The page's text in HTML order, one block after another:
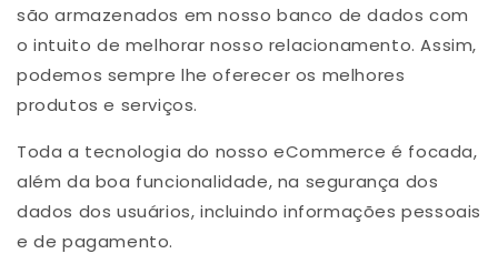
são armazenados em nosso banco de dados com
o intuito de melhorar nosso relacionamento. Assim,
podemos sempre lhe oferecer os melhores
produtos e serviços.
Toda a tecnologia do nosso eCommerce é focada,
além da boa funcionalidade, na segurança dos
dados dos usuários, incluindo informações pessoais
e de pagamento.